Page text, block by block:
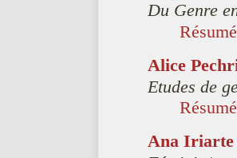
Du Genre
Résumé
Alice
Etudes de
Résumé
Ana Iriarte